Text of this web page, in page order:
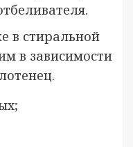
в стиральной
в зависимости